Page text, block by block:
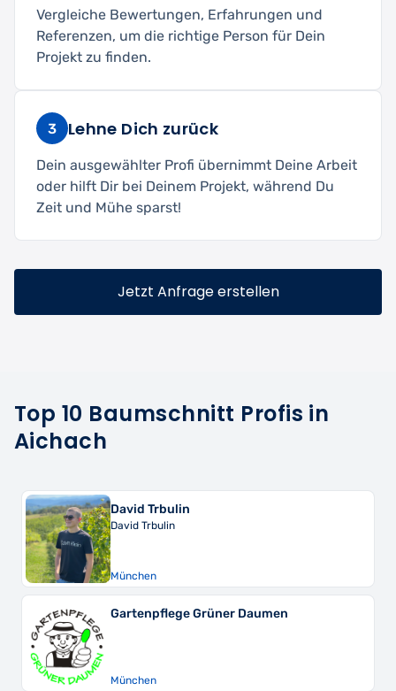
Vergleiche Bewertungen, Erfahrungen und
Referenzen, um die richtige Person für Dein
Projekt zu finden.
3 Lehne Dich zurück
Dein ausgewählter Profi übernimmt Deine Arbeit
oder hilft Dir bei Deinem Projekt, während Du
Zeit und Mühe sparst!
Jetzt Anfrage erstellen
Top 10 Baumschnitt Profis in
Aichach
David Trbulin
David Trbulin
München
Gartenpflege Grüner Daumen
München